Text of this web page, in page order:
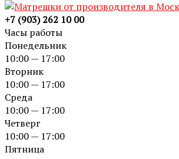
+7 (903) 262 10 00
Часы работы
Понедельник
10:00 — 17:00
Вторник
10:00 — 17:00
Среда
10:00 — 17:00
Четверг
10:00 — 17:00
Пятница